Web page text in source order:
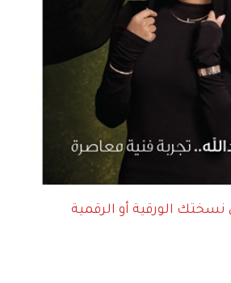
الورقية أو الرقمية